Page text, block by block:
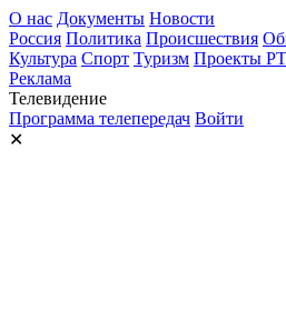
О нас Документы Новости
Россия Политика Происшествия
Культура Спорт Туризм Проекты
Реклама
Телевидение
Программа телепередач Войти
✕